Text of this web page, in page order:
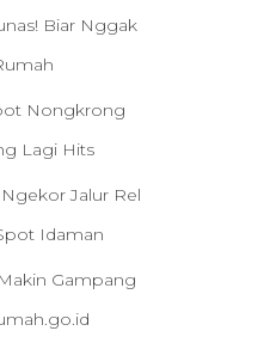
Biar Nggak
Nongkrong
Lagi Hits
Jalur Rel
Idaman
Gampang